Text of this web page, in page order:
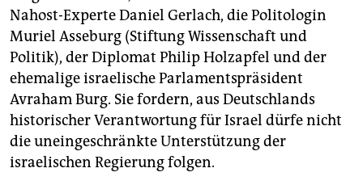
Nahost-Experte Daniel Gerlach, die Politologin
Muriel Asseburg (Stiftung Wissenschaft und
Politik), der Diplomat Philip Holzapfel und der
ehemalige israelische Parlamentspräsident
Avraham Burg. Sie fordern, aus Deutschlands
historischer Verantwortung für Israel dürfe nicht
die uneingeschränkte Unterstützung der
israelischen Regierung folgen.